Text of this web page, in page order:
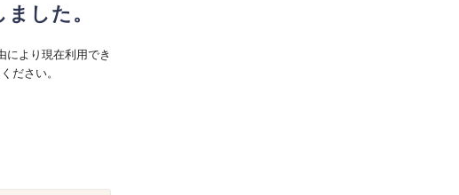
した。
により現在利用でき
ださい。